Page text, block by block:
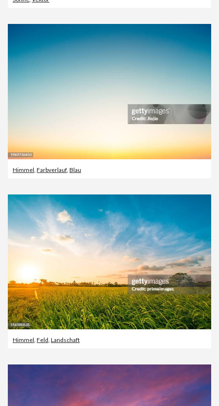
Himmel, Farbverlauf, Blau
Himmel, Feld, Landschaft